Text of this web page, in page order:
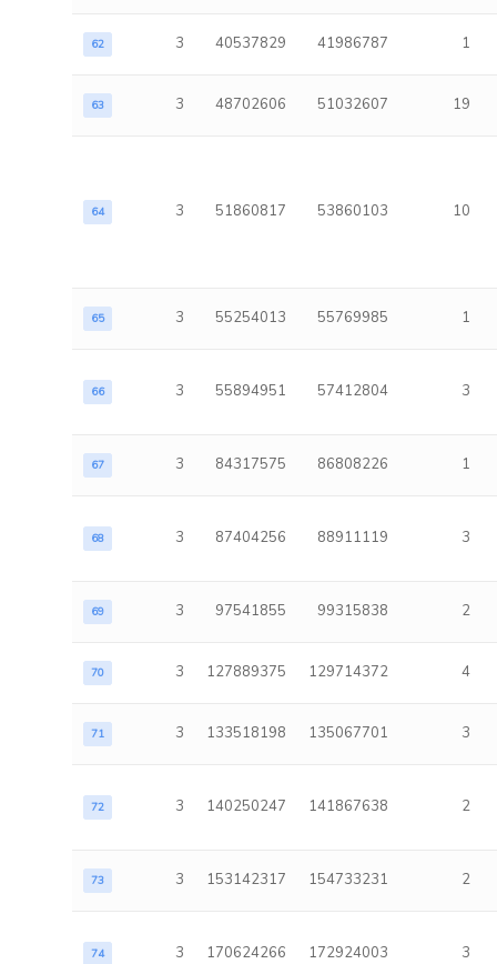
62 3 40537829 41986787 1
63 3 48702606 51032607 19
64 3 51860817 53860103 10
65 3 55254013 55769985 1
66 3 55894951 57412804 3
67 3 84317575 86808226 1
68 3 87404256 88911119 3
69 3 97541855 99315838 2
70 3 127889375 129714372 4
71 3 133518198 135067701 3
72 3 140250247 141867638 2
73 3 153142317 154733231 2
74 3 170624266 172924003 3